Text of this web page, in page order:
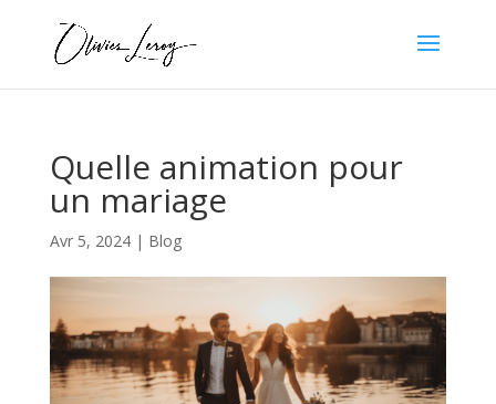
Quelle animation pour
un mariage
Avr 5, 2024| Blog